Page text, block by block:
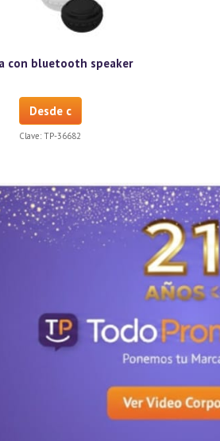
con bluetooth speaker
Desde c
Clave:TP-36682